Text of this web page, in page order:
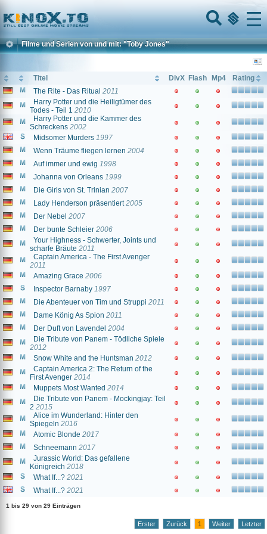
Home
Menu
Filme und Serien von und mit: "Toby Jones"
Titel DivX Flash Mp4
Rating
The Rite - Das Ritual 2011
Harry Potter und die Heiligtümer des
Todes - Teil 1 2010
Harry Potter und die Kammer des
Schreckens 2002
Midsomer Murders 1997
Wenn Träume fliegen lernen 2004
Auf immer und ewig 1998
Johanna von Orleans 1999
Die Girls von St. Trinian 2007
Lady Henderson präsentiert 2005
Der Nebel 2007
Der bunte Schleier 2006
Your Highness - Schwerter, Joints und
scharfe Bräute 2011
Captain America - The First Avenger
2011
Amazing Grace 2006
Inspector Barnaby 1997
Die Abenteuer von Tim und Struppi 2011
Dame König As Spion 2011
Der Duft von Lavendel 2004
Die Tribute von Panem - Tödliche Spiele
2012
Snow White and the Huntsman 2012
Captain America 2: The Return of the
First Avenger 2014
Muppets Most Wanted 2014
Die Tribute von Panem - Mockingjay: Teil
2 2015
Alice im Wunderland: Hinter den
Spiegeln 2016
Atomic Blonde 2017
Schneemann 2017
Jurassic World: Das gefallene
Königreich 2018
What If...? 2021
What If...? 2021
1 bis 29 von 29 Einträgen
Erster Zurück 1 Weiter Letzter